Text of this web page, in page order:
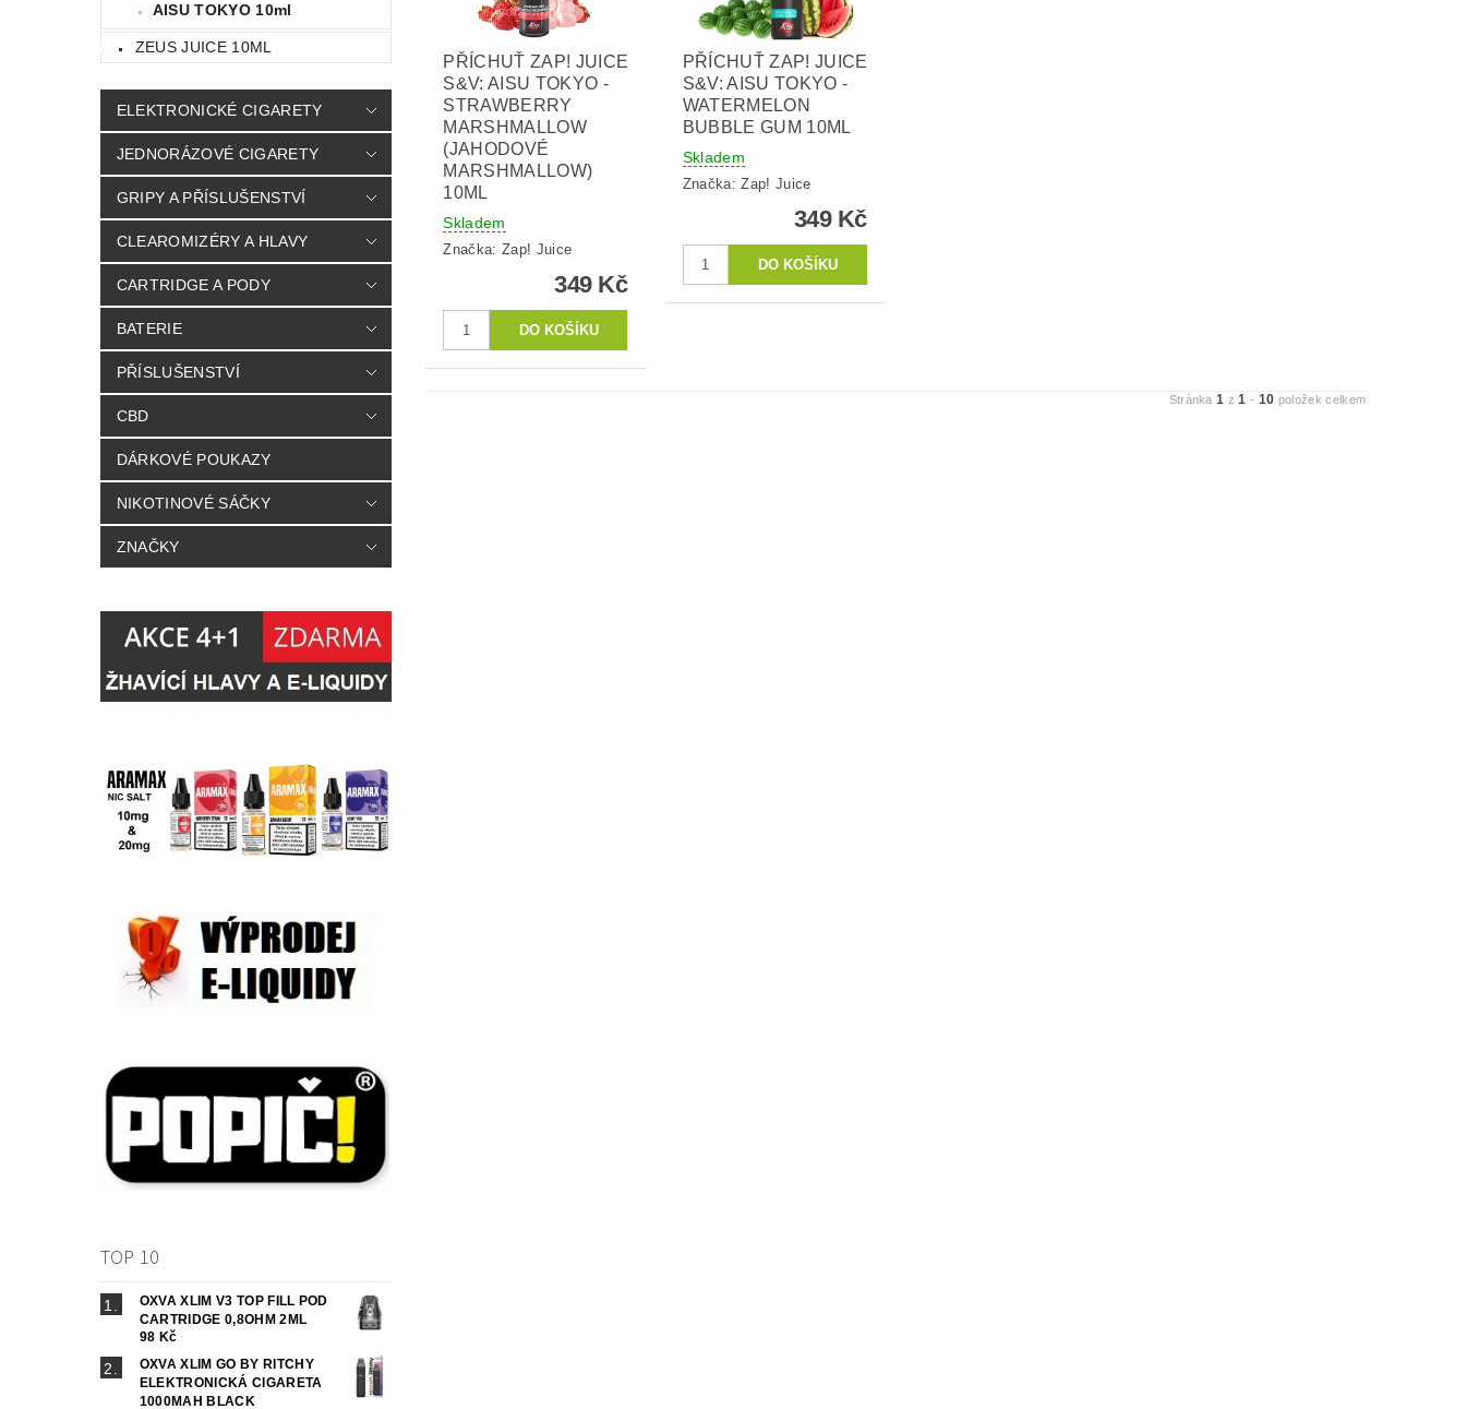
AISU TOKYO 10ml
ZEUS JUICE 10ML
ELEKTRONICKÉ CIGARETY
JEDNORÁZOVÉ CIGARETY
GRIPY A PŘÍSLUŠENSTVÍ
CLEAROMIZÉRY A HLAVY
CARTRIDGE A PODY
BATERIE
PŘÍSLUŠENSTVÍ
CBD
DÁRKOVÉ POUKAZY
NIKOTINOVÉ SÁČKY
ZNAČKY
TOP 10
OXVA XLIM V3 TOP FILL POD
CARTRIDGE 0,8OHM 2ML
98 Kč
OXVA XLIM GO BY RITCHY
ELEKTRONICKÁ CIGARETA
1000MAH BLACK
PŘÍCHUŤ ZAP! JUICE
S&V: AISU TOKYO -
STRAWBERRY
MARSHMALLOW
(JAHODOVÉ
MARSHMALLOW)
10ML
Skladem
Značka: Zap! Juice
349 Kč
PŘÍCHUŤ ZAP! JUICE
S&V: AISU TOKYO -
WATERMELON
BUBBLE GUM 10ML
Skladem
Značka:Zap! Juice
349 Kč
Stránka1 z1 - 10 položek celkem